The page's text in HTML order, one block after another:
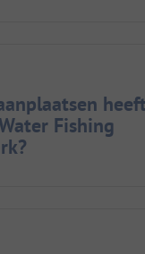
heeft
Fishing